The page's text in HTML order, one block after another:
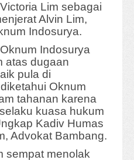
Lim sebagai
Alvin Lim,
Indosurya.
Indosurya
atas dugaan
pula di
Oknum
tahanan karena
kuasa hukum
Kadiv Humas
Advokat Bambang.
sempat menolak